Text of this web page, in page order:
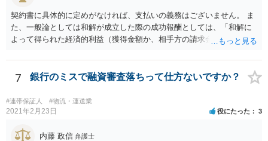
契約書に具体的に定めがなければ、支払いの義務はございません。 ま
た、一般論としては和解が成立した際の成功報酬としては、「和解に
よって得られた経済的利益（獲得金額か、相手方の請求金額からの減
的な事件の内容や状況によって様々別の処理があり得ます。 なお、判
決での解決ではなく、和解での解決だから成功報酬が低いということ
ても経済的利益に応じた成功報酬とする場合が多いように思いま
す）。 いずれにしても具体的な契約書の内容を拝見しないことにはご
尋ねいただくことです、次点は、公開相談ではなく契約書を元に他の
7 銀行のミスで融資審査落ちって仕方ないですか？
#連帯保証人 #物流・運送業
2021年2月23日 役にたった 3
内藤 政信 弁護士